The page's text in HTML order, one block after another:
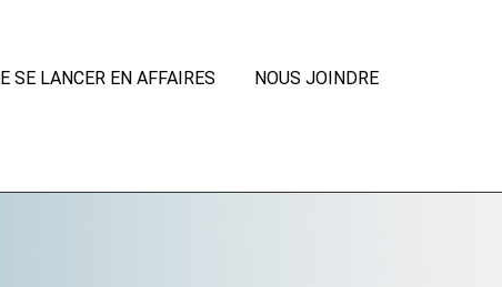
SE LANCER EN AFFAIRES NOUS JOINDRE